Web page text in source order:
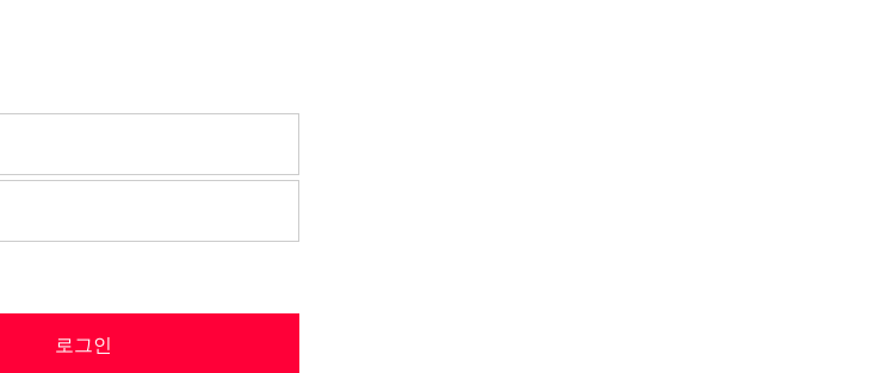
로그인